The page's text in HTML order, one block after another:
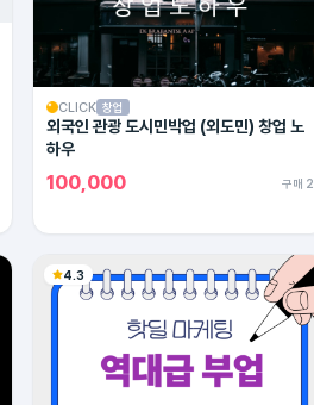
CLICK 창업
외국인 관광 도시민박업 (외도민) 창업 노
하우
100,000 구매 2
4.3